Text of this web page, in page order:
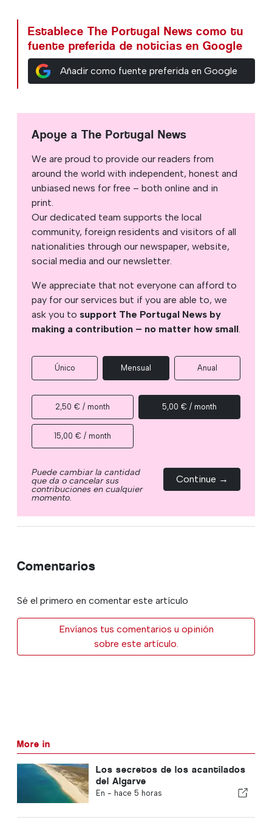
Establece The Portugal News como tu
fuente preferida de noticias en Google
Añadir como fuente preferida en Google
Apoye a The Portugal News
We are proud to provide our readers from
around the world with independent, honest and
unbiased news for free – both online and in
print.
Our dedicated team supports the local
community, foreign residents and visitors of all
nationalities through our newspaper, website,
social media and our newsletter.
We appreciate that not everyone can afford to
pay for our services but if you are able to, we
ask you to support The Portugal News by
making a contribution – no matter how small.
Único Mensual Anual
2,50 € / month 5,00 € / month
15,00 € / month
Puede cambiar la cantidad
que da o cancelar sus
contribuciones en cualquier
momento.
Continue →
Comentarios
Sé el primero en comentar este artículo
Envíanos tus comentarios u opinión
sobre este artículo.
More in
Los secretos de los acantilados
del Algarve
En - hace 5 horas